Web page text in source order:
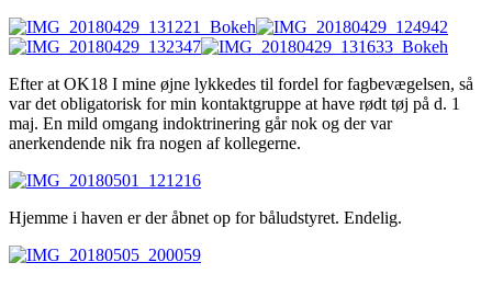
Efter at OK18 I mine øjne lykkedes til fordel for fagbevægelsen, så
var det obligatorisk for min kontaktgruppe at have rødt tøj på d. 1
maj. En mild omgang indoktrinering går nok og der var
anerkendende nik fra nogen af kollegerne.
Hjemme i haven er der åbnet op for båludstyret. Endelig.